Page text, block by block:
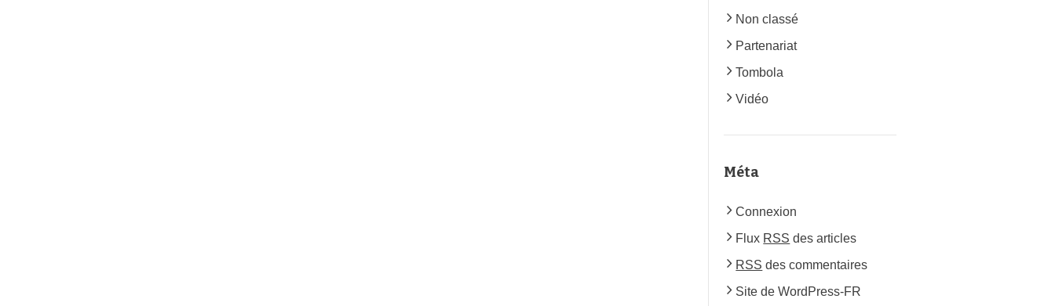
Non classé
Partenariat
Tombola
Vidéo
Méta
Connexion
Flux RSS des articles
RSS des commentaires
Site de WordPress-FR